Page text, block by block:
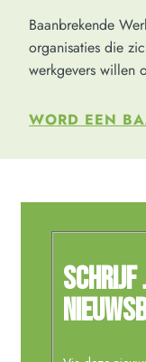
Baanbrekende
organisaties die
werkgevers willen
WORD EEN